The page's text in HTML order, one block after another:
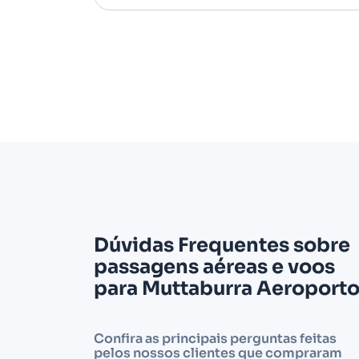
Dúvidas Frequentes sobre
passagens aéreas e voos
para Muttaburra Aeroporto
Confira as principais perguntas feitas
pelos nossos clientes que compraram